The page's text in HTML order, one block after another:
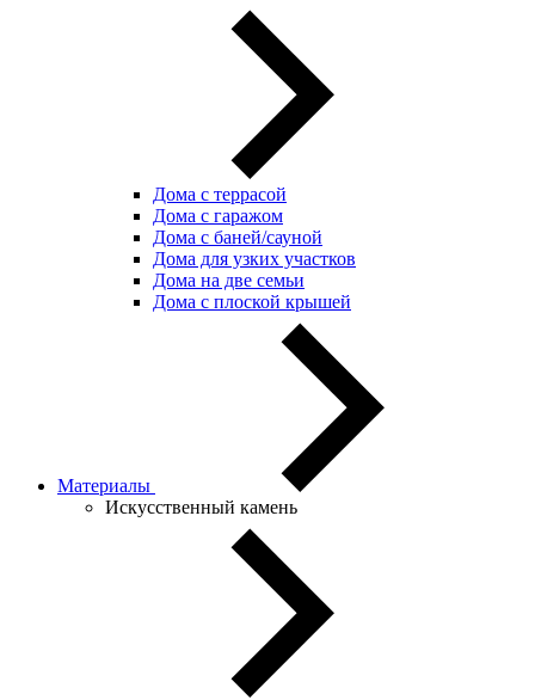
Дома с террасой
Дома с гаражом
Дома с баней/сауной
Дома для узких участков
Дома на две семьи
Дома с плоской крышей
Материалы
Искусственный камень